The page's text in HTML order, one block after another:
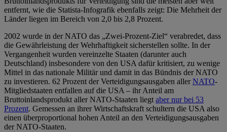
entfernt, wie die Statista-Infografik ebenfalls zeigt: Die Mehrheit der
Länder liegen im Bereich von 2,0 bis 2,8 Prozent.
2002 wurde in der NATO das „Zwei-Prozent-Ziel“ verabredet, dass
die Gewährleistung der Wehrhaftigkeit sicherstellen sollte. In der
Vergangenheit wurden vereinzelte Staaten (darunter auch
Deutschland) insbesondere von den USA dafür kritisiert, zu wenige
Mittel in das nationale Militär und damit in das Bündnis der NATO
zu investieren. 62 Prozent der Verteidigungsausgaben allerNATO-
Mitgliedstaaten entfallen auf die USA – ihr Anteil am
Bruttoinlandsprodukt aller NATO-Staaten liegtaber nur bei 53
Prozent. Gemessen an ihrer Wirtschaftskraft schultern die USA also
einen überproportional hohen Anteil an den Verteidigungsausgaben
der NATO-Staaten.